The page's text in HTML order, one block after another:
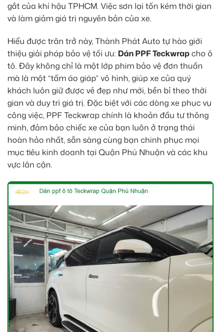
gắt của khí hậu TPHCM. Việc sơn lại tốn kém thời gian
và làm giảm giá trị nguyên bản của xe.
Hiểu được trăn trở này, Thành Phát Auto tự hào giới
thiệu giải pháp bảo vệ tối ưu: Dán PPF Teckwrapcho ô
tô. Đây không chỉ là một lớp phim bảo vệ đơn thuần
mà là một “tấm áo giáp” vô hình, giúp xe của quý
khách luôn giữ được vẻ đẹp như mới, bền bỉ theo thời
gian và duy trì giá trị. Đặc biệt với các dòng xe phục vụ
công việc, PPF Teckwrap chính là khoản đầu tư thông
minh, đảm bảo chiếc xe của bạn luôn ở trạng thái
hoàn hảo nhất, sẵn sàng cùng bạn chinh phục mọi
mục tiêu kinh doanh tại Quận Phú Nhuận và các khu
vực lân cận.